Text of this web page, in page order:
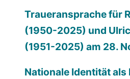
Traueransprache für
(1950-2025) und
(1951-2025) am 28.
Nationale Identität als